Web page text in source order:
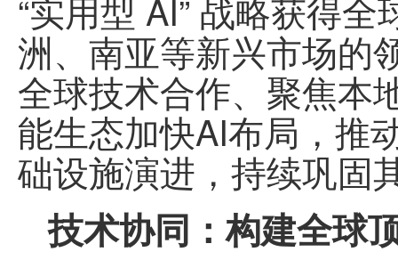
“实用型 AI” 战略获得
洲、南亚等新兴市场的
全球技术合作、聚焦本
能生态加快AI布局，推
础设施演进，持续巩固
技术协同：构建全球